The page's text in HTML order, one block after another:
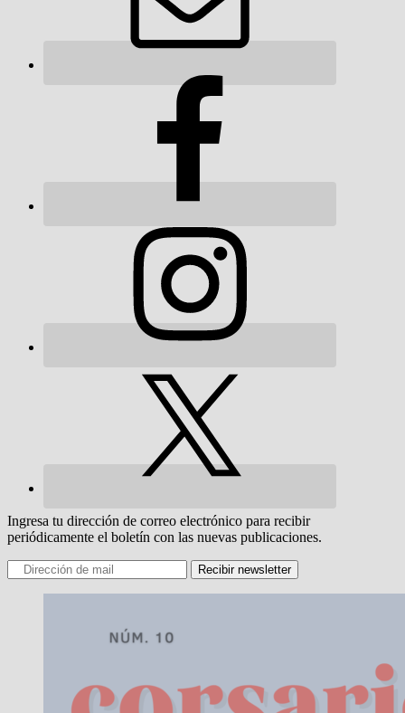
Ingresa tu dirección de correo electrónico para recibir
periódicamente el boletín con las nuevas publicaciones.
Recibir newsletter